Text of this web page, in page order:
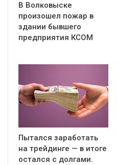
В Волковыске
произошел пожар в
здании бывшего
предприятия КСОМ
Пытался заработать
на трейдинге — в итоге
остался с долгами.